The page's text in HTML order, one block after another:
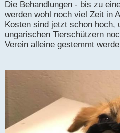
Die Behandlungen - bis zu
werden wohl noch viel Zeit in
Kosten sind jetzt schon hoch,
ungarischen Tierschützern
Verein alleine gestemmt